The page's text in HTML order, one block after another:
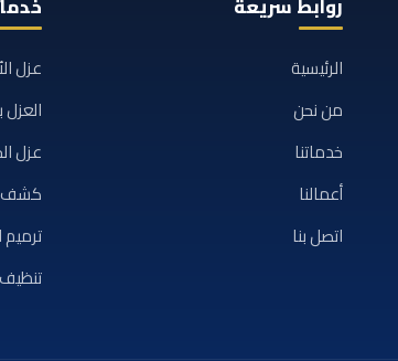
الرئيسية
من نحن
خدماتنا
أعمالنا
اتصل بنا
عزل
عزل
كشف
ترميم